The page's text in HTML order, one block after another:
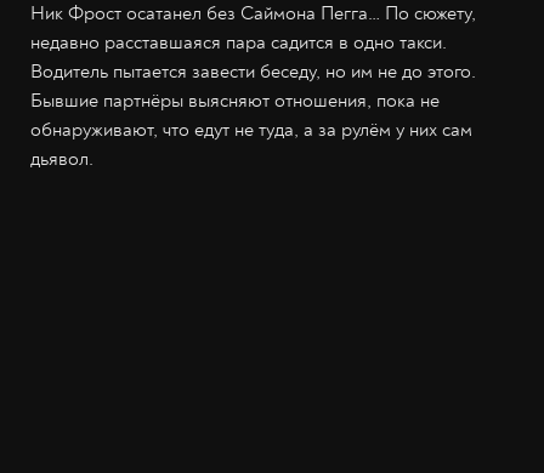
Ник Фрост осатанел без Саймона Пегга… По сюжету,
недавно расставшаяся пара садится в одно такси.
Водитель пытается завести беседу, но им не до этого.
Бывшие партнёры выясняют отношения, пока не
обнаруживают, что едут не туда, а за рулём у них сам
дьявол.